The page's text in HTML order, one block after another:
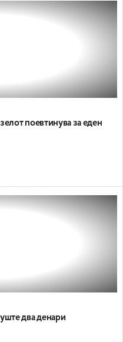
поевтинува за еден
два денари